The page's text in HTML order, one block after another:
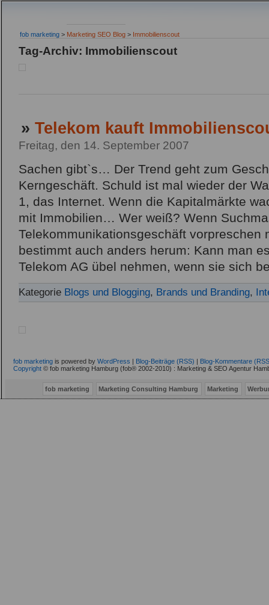
fob marketing > Marketing SEO Blog > Immobilienscout
Tag-Archiv: Immobilienscout
» Telekom kauft
Freitag, den 14. September 2007
Sachen gibt`s… Der Trend geht zum
Kerngeschäft. Schuld ist mal wieder der
1, das Internet. Wenn die Kapitalmärkte
mit Immobilien… Wer weiß? Wenn
Telekommunikationsgeschäft vorpreschen
bestimmt auch anders herum: Kann man
Telekom AG übel nehmen, wenn sie sich
Kategorie Blogs und Blogging, Brands und Branding,
fob marketing is powered by WordPress Blog-Beiträge (RSS)
Blog-Kommentare
Copyright © fob marketing Hamburg (fob® 2002-2010) : Marketing & SEO Agentur
fob marketing Marketing Consulting Hamburg Marketing